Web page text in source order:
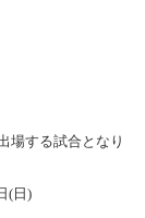
場する試合となり
(日)